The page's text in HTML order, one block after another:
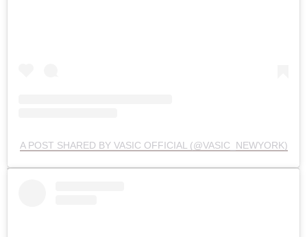
A POST SHARED BY VASIC OFFICIAL (@VASIC_NEWYORK)